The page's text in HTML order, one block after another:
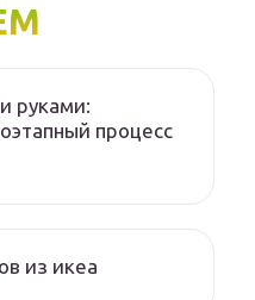
руками:
процесс
из икеа